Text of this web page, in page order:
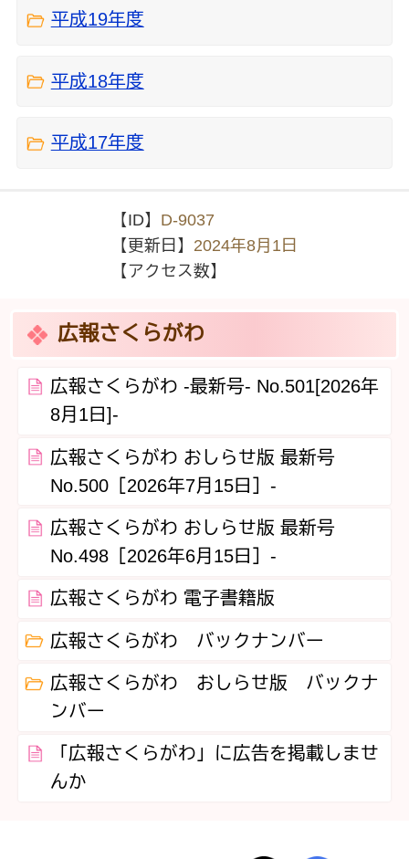
平成19年度
平成18年度
平成17年度
【ID】 D-9037
【更新日】 2024年8月1日
【アクセス数】
広報さくらがわ
広報さくらがわ -最新号- No.501[2026年
8月1日]-
広報さくらがわ おしらせ版 最新号
No.500［2026年7月15日］‐
広報さくらがわ おしらせ版 最新号
No.498［2026年6月15日］‐
広報さくらがわ 電子書籍版
広報さくらがわ バックナンバー
広報さくらがわ おしらせ版 バックナ
ンバー
「広報さくらがわ」に広告を掲載しませ
んか